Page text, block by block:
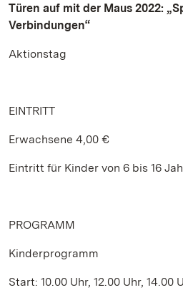
Türen auf mit der Maus 2022:
Verbindungen“
Aktionstag
EINTRITT
Erwachsene 4,00 €
Eintritt für Kinder von 6 bis 16
PROGRAMM
Kinderprogramm
Start: 10.00 Uhr, 12.00 Uhr, 14.00